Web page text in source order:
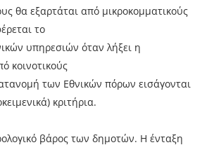
θα εξαρτάται από μικροκομματικούς
το
υπηρεσιών όταν λήξει η
κοινοτικούς
των Εθνικών πόρων εισάγονται
κριτήρια.
βάρος των δημοτών. Η ένταξη